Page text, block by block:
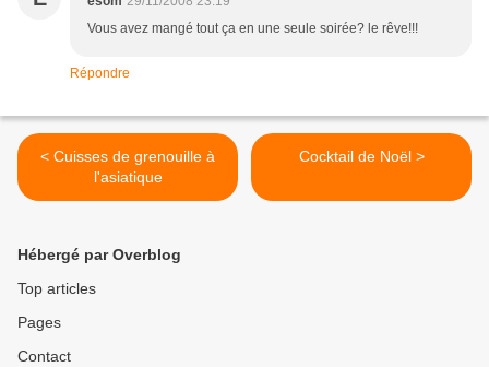
Vous avez mangé tout ça en une seule soirée? le rêve!!!
Répondre
< Cuisses de grenouille à
l'asiatique
Cocktail de Noël >
Hébergé par Overblog
Top articles
Pages
Contact